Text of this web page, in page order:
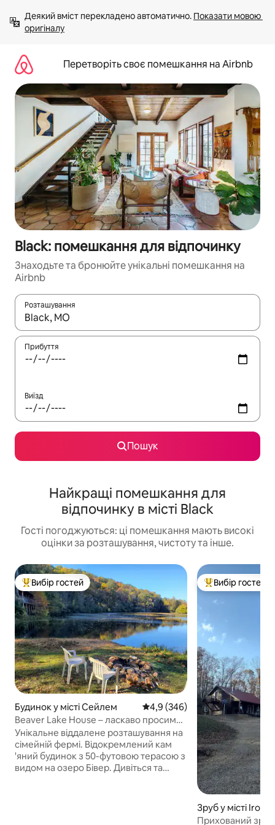
вмісту
Деякий вміст перекладено автоматично. Показати мовою
оригіналу
Перетворіть своє помешкання на Airbnb
Black: помешкання для відпочинку
Знаходьте та бронюйте унікальні помешкання на
Airbnb
Розташування
Отримавши результати пошуку, використовуйте для
Прибуття
Виїзд
Пошук
Найкращі помешкання для
відпочинку в місті Black
Гості погоджуються: ці помешкання мають високі
оцінки за розташування, чистоту та інше.
Топ вибір гостей
Вибір гостей
Будинок у місті Сейлем Середня оцінка: 4,9 з 5,
4,9 (346)
Beaver Lake House – ласкаво просимо
до країни соціальної дистанції!
Унікальне віддалене розташування на
сімейній фермі. Відокремлений кам
'яний будинок з 50-футовою терасою з
видом на озеро Бівер. Дивіться та
Топ вибір гостей
Вибір гостей
Зруб у місті
Прихований